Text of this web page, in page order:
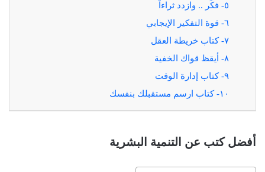
٥- فكِّر .. وازدد ثراءاً
٦- قوة التفكير الإيجابي
٧- كتاب خريطة العقل
٨- أيقظ قواك الخفية
٩- كتاب إدارة الوقت
١٠- كتاب ارسم مستقبلك بنفسك
أفضل كتب عن التنمية البشرية